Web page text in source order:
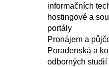
informačních
hostingové a
portály
Pronájem a
Poradenská a
odborných studií